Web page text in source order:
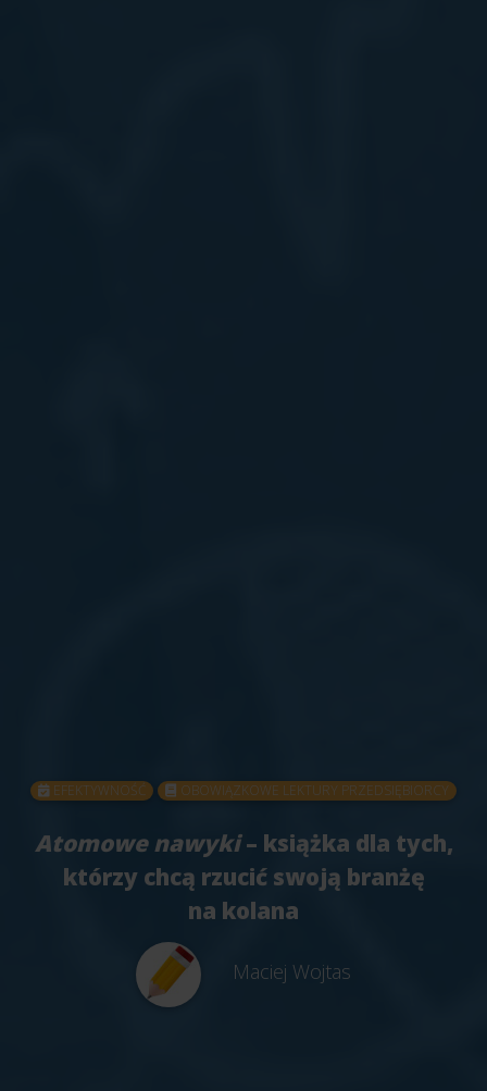
EFEKTYWNOŚĆ OBOWIĄZKOWE LEKTURY PRZEDSIĘBIORCY
Atomowe nawyki– książka dla tych,
którzy chcą rzucić swoją branżę
na kolana
Maciej Wojtas